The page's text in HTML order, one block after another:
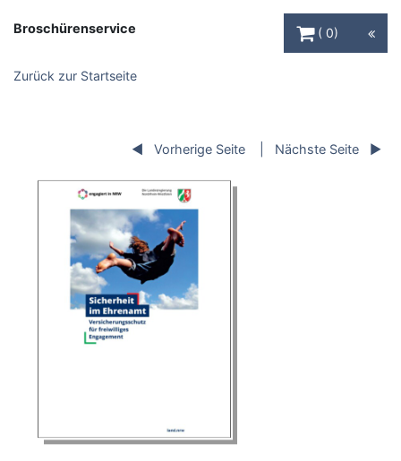
Broschürenservice
0
Zurück zur Startseite
Vorherige Seite Nächste Seite